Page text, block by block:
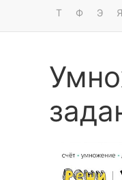
Т Ф Э Я